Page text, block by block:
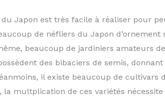
Japon est très facile à réaliser pour
de néfliers du Japon d’ornement
beaucoup de jardiniers amateurs
des bibaciers de semis,
il existe beaucoup de cultivars
la multplication de ces variétés nécessite